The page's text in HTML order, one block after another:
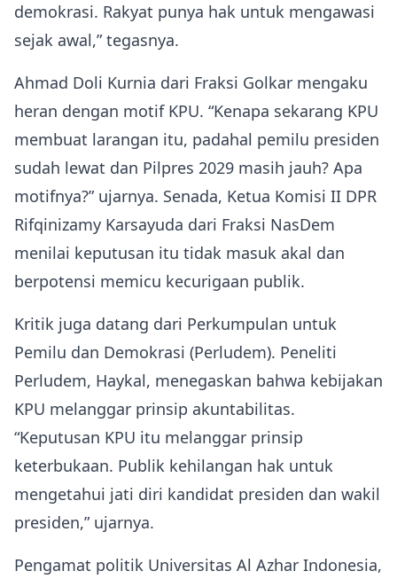
demokrasi. Rakyat punya hak untuk mengawasi
sejak awal,” tegasnya.
Ahmad Doli Kurnia dari Fraksi Golkar mengaku
heran dengan motif KPU. “Kenapa sekarang KPU
membuat larangan itu, padahal pemilu presiden
sudah lewat dan Pilpres 2029 masih jauh? Apa
motifnya?” ujarnya. Senada, Ketua Komisi II DPR
Rifqinizamy Karsayuda dari Fraksi NasDem
menilai keputusan itu tidak masuk akal dan
berpotensi memicu kecurigaan publik.
Kritik juga datang dari Perkumpulan untuk
Pemilu dan Demokrasi (Perludem). Peneliti
Perludem, Haykal, menegaskan bahwa kebijakan
KPU melanggar prinsip akuntabilitas.
“Keputusan KPU itu melanggar prinsip
keterbukaan. Publik kehilangan hak untuk
mengetahui jati diri kandidat presiden dan wakil
presiden,” ujarnya.
Pengamat politik Universitas Al Azhar Indonesia,